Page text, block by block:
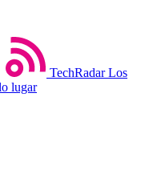
TechRadar Los
lugar